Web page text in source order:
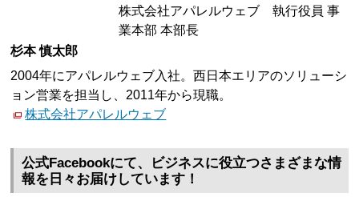
株式会社アパレルウェブ 執行役員 事
業本部 本部長
杉本 慎太郎
2004年にアパレルウェブ入社。西日本エリアのソリューシ
ョン営業を担当し、2011年から現職。
株式会社アパレルウェブ
公式Facebookにて、ビジネスに役立つさまざまな情
報を日々お届けしています！